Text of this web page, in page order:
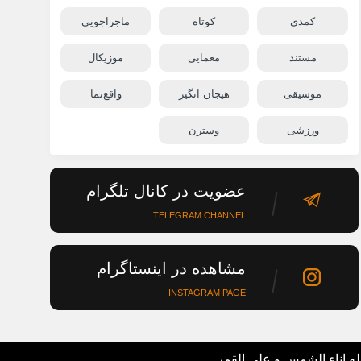
کمدی کوتاه ماجراجویی
مستند معمایی موزیکال
موسیقی هیجان انگیز واقع‌نما
ورزشی وسترن
عضویت در کانال تلگرام
TELEGRAM CHANNEL
مشاهده در اینستاگرام
INSTAGRAM PAGE